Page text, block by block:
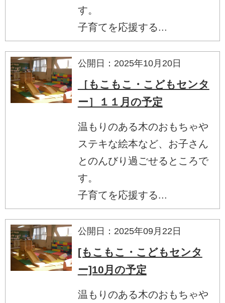
す。
子育てを応援する...
公開日：2025年10月20日
［もこもこ・こどもセンタ
ー］１１月の予定
温もりのある木のおもちゃや
ステキな絵本など、お子さん
とのんびり過ごせるところで
す。
子育てを応援する...
公開日：2025年09月22日
[もこもこ・こどもセンタ
ー]10月の予定
温もりのある木のおもちゃや